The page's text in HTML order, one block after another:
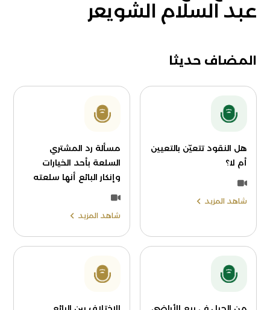
عبد السلام الشويعر
المضاف حديثا
هل النقود تتعيّن بالتعيين
أم لا؟
شاهد المزيد
مسألة رد المشتري
السلعة بأحد الخيارات
وإنكار البائع أنها سلعته
شاهد المزيد